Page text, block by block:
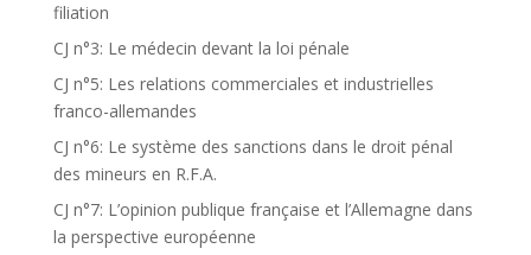
filiation
CJ n°3: Le médecin devant la loi pénale
CJ n°5: Les relations commerciales et industrielles
franco-allemandes
CJ n°6: Le système des sanctions dans le droit pénal
des mineurs en R.F.A.
CJ n°7: L’opinion publique française et l’Allemagne dans
la perspective européenne